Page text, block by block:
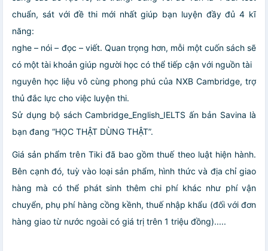
chuẩn, sát với đề thi mới nhất giúp bạn luyện đầy đủ 4 kĩ
năng:
nghe – nói – đọc – viết. Quan trọng hơn, mỗi một cuốn sách sẽ
có một tài khoản giúp người học có thể tiếp cận với nguồn tài
nguyên học liệu vô cùng phong phú của NXB Cambridge, trợ
thủ đắc lực cho việc luyện thi.
Sử dụng bộ sách Cambridge_English_IELTS ấn bản Savina là
bạn đang “HỌC THẬT DÙNG THẬT”.
Giá sản phẩm trên Tiki đã bao gồm thuế theo luật hiện hành.
Bên cạnh đó, tuỳ vào loại sản phẩm, hình thức và địa chỉ giao
hàng mà có thể phát sinh thêm chi phí khác như phí vận
chuyển, phụ phí hàng cồng kềnh, thuế nhập khẩu (đối với đơn
hàng giao từ nước ngoài có giá trị trên 1 triệu đồng).....